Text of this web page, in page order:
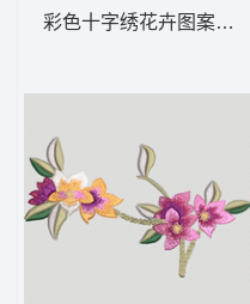
彩色十字绣花卉图案 十